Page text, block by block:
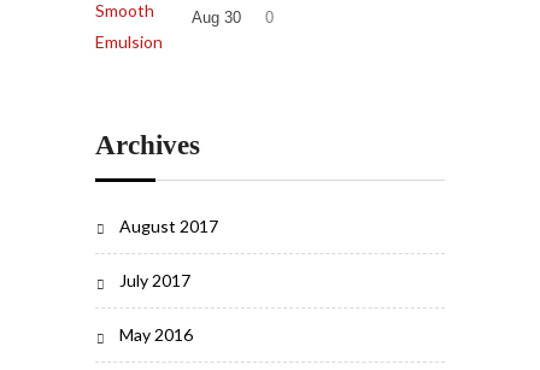
Aug 30 0
Archives
August 2017
July 2017
May 2016